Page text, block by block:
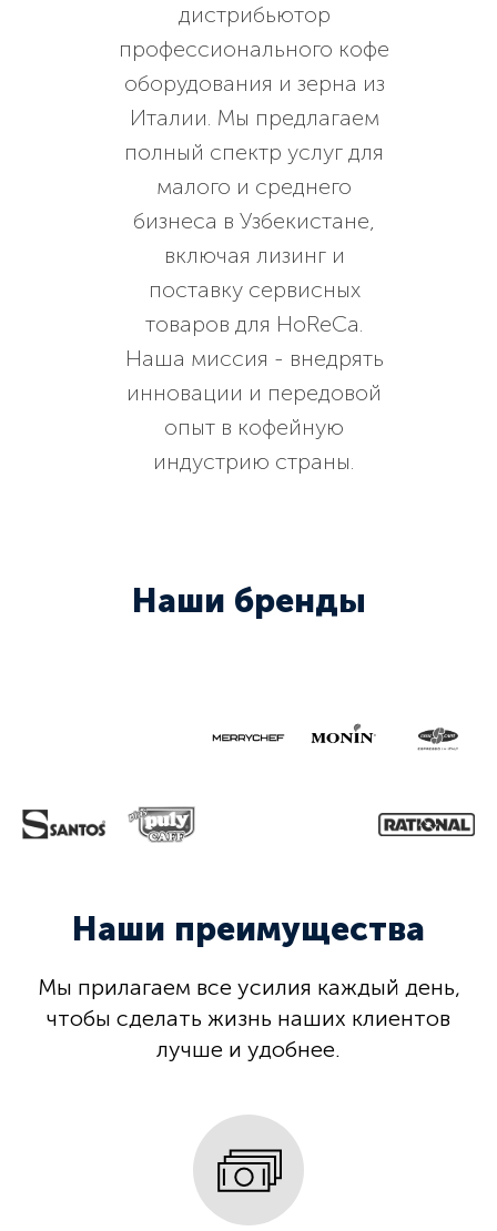
дистрибьютор
профессионального кофе
оборудования и зерна из
Италии. Мы предлагаем
полный спектр услуг для
малого и среднего
бизнеса в Узбекистане,
включая лизинг и
поставку сервисных
товаров для HoReCa.
Наша миссия - внедрять
инновации и передовой
опыт в кофейную
индустрию страны.
Наши бренды
Наши преимущества
Мы прилагаем все усилия каждый день,
чтобы сделать жизнь наших клиентов
лучше и удобнее.